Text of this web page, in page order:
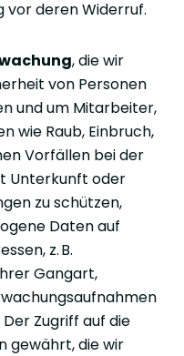
vor deren Widerruf.
, die wir
von Personen
und um Mitarbeiter,
wie Raub, Einbruch,
Vorfällen bei der
Unterkunft oder
zu schützen,
Daten auf
z. B.
Gangart,
Zugriff auf die
gewährt, die wir